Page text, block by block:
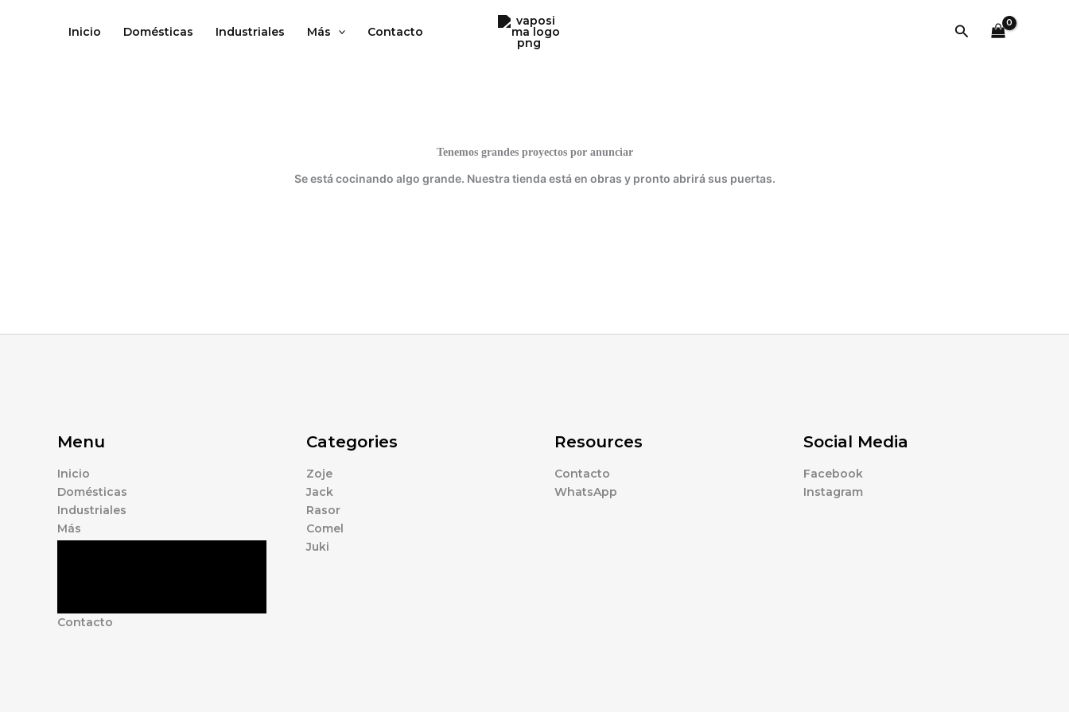
Inicio Domésticas Industriales Más Contacto Buscar
Tenemos grandes proyectos por anunciar
Se está cocinando algo grande. Nuestra tienda está en obras y pronto abrirá sus puertas.
Menu
Inicio
Domésticas
Industriales
Más
Contacto
Categories
Zoje
Jack
Rasor
Comel
Juki
Resources
Contacto
WhatsApp
Social Media
Facebook
Instagram